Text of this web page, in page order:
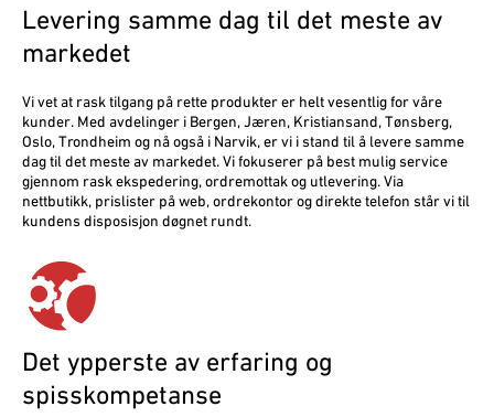
Levering samme dag til det meste av
markedet
Vi vet at rask tilgang på rette produkter er helt vesentlig for våre
kunder. Med avdelinger i Bergen, Jæren, Kristiansand, Tønsberg,
Oslo, Trondheim og nå også i Narvik, er vi i stand til å levere samme
dag til det meste av markedet. Vi fokuserer på best mulig service
gjennom rask ekspedering, ordremottak og utlevering. Via
nettbutikk, prislister på web, ordrekontor og direkte telefon står vi til
kundens disposisjon døgnet rundt.
Det ypperste av erfaring og
spisskompetanse